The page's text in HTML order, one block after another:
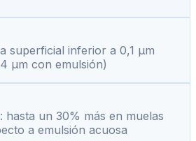
superficial inferior a 0,1 µm
µm con emulsión)
hasta un 30% más en muelas
a emulsión acuosa